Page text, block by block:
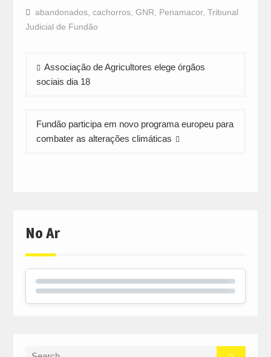
Facebook
(Opens
in
new
WhatsApp
(Opens
in
new
Twitter
(Opens
abandonados, cachorros, GNR Penamacor, Tribunal
Judicial de Fundão
Navegação
de
Associação de Agricultores elege órgãos
sociais dia 18
Fundão participa em novo programa europeu para
combater as alterações climáticas
No Ar
Search